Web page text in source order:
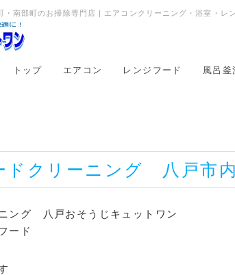
・南部町のお掃除専門店 | エアコンクリーニング・浴室・レ
トップ エアコン レンジフード 風呂釜
ドクリーニング 八戸市
ング 八戸おそうじキュットワン
ード